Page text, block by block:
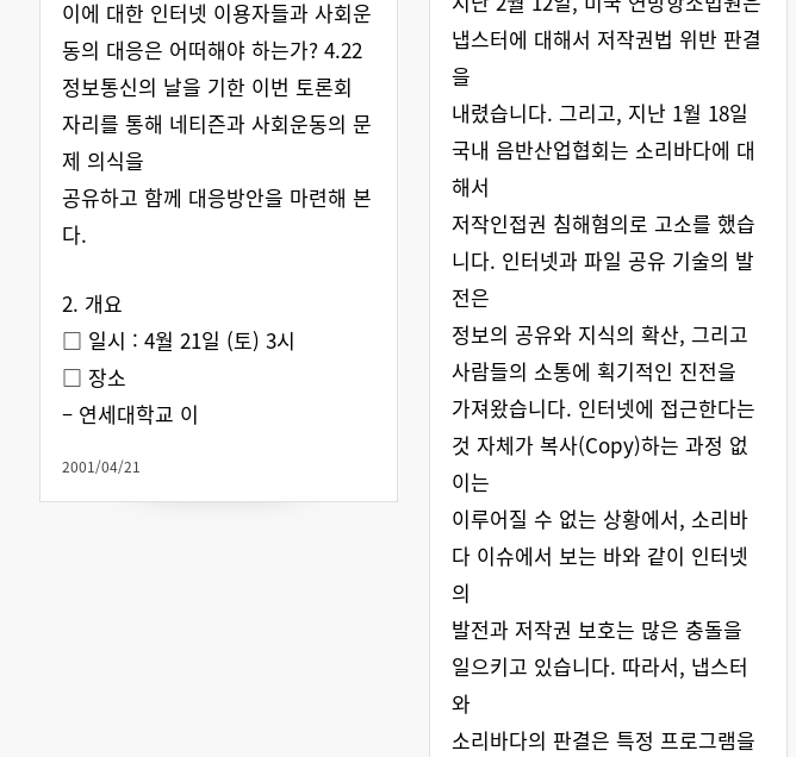
이에 대한 인터넷 이용자들과 사회운
동의 대응은 어떠해야 하는가? 4.22
정보통신의 날을 기한 이번 토론회
자리를 통해 네티즌과 사회운동의 문
제 의식을
공유하고 함께 대응방안을 마련해 본
다.
2. 개요
□ 일시 : 4월 21일 (토) 3시
□ 장소
– 연세대학교 이
2001/04/21
냅스터에 대해서 저작권법 위반 판결
을
내렸습니다. 그리고, 지난 1월 18일
국내 음반산업협회는 소리바다에 대
해서
저작인접권 침해혐의로 고소를 했습
니다. 인터넷과 파일 공유 기술의 발
전은
정보의 공유와 지식의 확산, 그리고
사람들의 소통에 획기적인 진전을
가져왔습니다. 인터넷에 접근한다는
것 자체가 복사(Copy)하는 과정 없
이는
이루어질 수 없는 상황에서, 소리바
다 이슈에서 보는 바와 같이 인터넷
의
발전과 저작권 보호는 많은 충돌을
일으키고 있습니다. 따라서, 냅스터
와
소리바다의 판결은 특정 프로그램을